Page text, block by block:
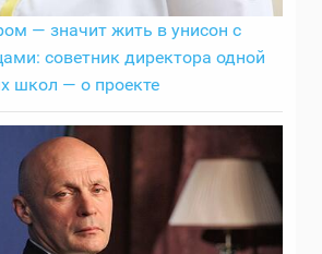
— значит жить в унисон с
советник директора одной
школ — о проекте